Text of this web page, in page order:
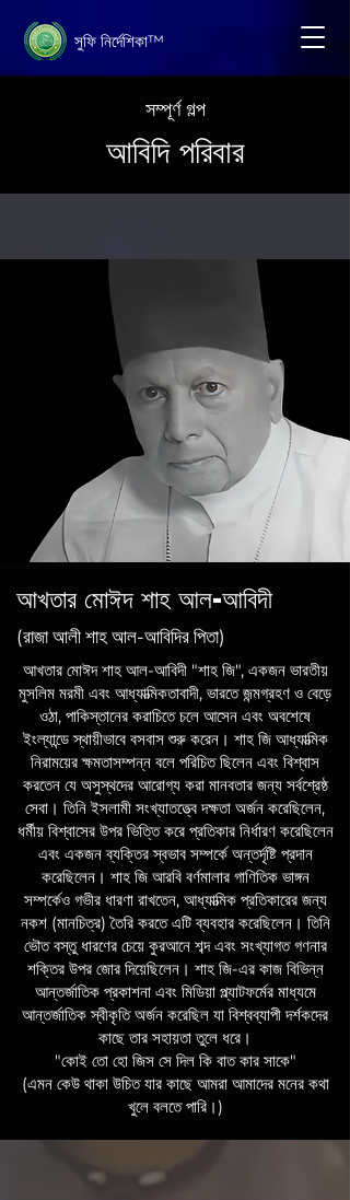
সুফি নির্দেশিকা™
সম্পূর্ণ গল্প
আবিদি পরিবার
আখতার মোঈদ শাহ আল-আবিদী
(রাজা আলী শাহ আল-আবিদির পিতা)
আখতার মোঈদ শাহ আল-আবিদী "শাহ জি", একজন ভারতীয়
মুসলিম মরমী এবং আধ্যাত্মিকতাবাদী, ভারতে জন্মগ্রহণ ও বেড়ে
ওঠা, পাকিস্তানের করাচিতে চলে আসেন এবং অবশেষে
ইংল্যান্ডে স্থায়ীভাবে বসবাস শুরু করেন। শাহ জি আধ্যাত্মিক
নিরাময়ের ক্ষমতাসম্পন্ন বলে পরিচিত ছিলেন এবং বিশ্বাস
করতেন যে অসুস্থদের আরোগ্য করা মানবতার জন্য সর্বশ্রেষ্ঠ
সেবা। তিনি ইসলামী সংখ্যাতত্ত্বে দক্ষতা অর্জন করেছিলেন,
ধর্মীয় বিশ্বাসের উপর ভিত্তি করে প্রতিকার নির্ধারণ করেছিলেন
এবং একজন ব্যক্তির স্বভাব সম্পর্কে অন্তর্দৃষ্টি প্রদান
করেছিলেন। শাহ জি আরবি বর্ণমালার গাণিতিক ভাঙ্গন
সম্পর্কেও গভীর ধারণা রাখতেন, আধ্যাত্মিক প্রতিকারের জন্য
নকশ (মানচিত্র) তৈরি করতে এটি ব্যবহার করেছিলেন। তিনি
ভৌত বস্তু ধারণের চেয়ে কুরআনে শব্দ এবং সংখ্যাগত গণনার
শক্তির উপর জোর দিয়েছিলেন। শাহ জি-এর কাজ বিভিন্ন
আন্তর্জাতিক প্রকাশনা এবং মিডিয়া প্ল্যাটফর্মের মাধ্যমে
আন্তর্জাতিক স্বীকৃতি অর্জন করেছিল যা বিশ্বব্যাপী দর্শকদের
কাছে তার সহায়তা তুলে ধরে।
"কোই তো হো জিস সে দিল কি বাত কার সাকে"
(এমন কেউ থাকা উচিত যার কাছে আমরা আমাদের মনের কথা
খুলে বলতে পারি।)